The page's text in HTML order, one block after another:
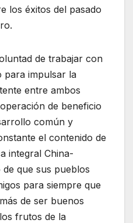
los éxitos del pasado
de trabajar con
para impulsar la
entre ambos
de beneficio
común y
el contenido de
integral China-
que sus pueblos
para siempre que
de ser buenos
frutos de la